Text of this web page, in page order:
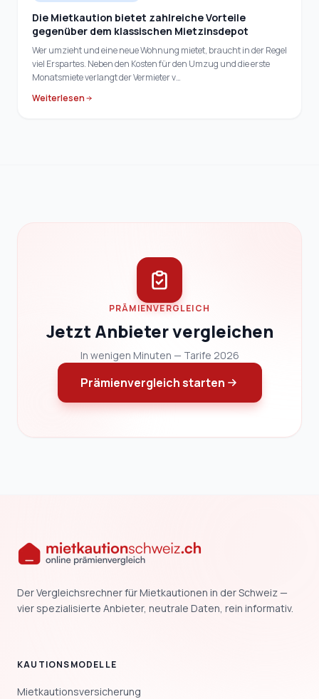
Die Mietkaution bietet zahlreiche Vorteile
gegenüber dem klassischen Mietzinsdepot
Wer umzieht und eine neue Wohnung mietet, braucht in der Regel
viel Erspartes. Neben den Kosten für den Umzug und die erste
Monatsmiete verlangt der Vermieter v…
Weiterlesen
PRÄMIENVERGLEICH
Jetzt Anbieter vergleichen
In wenigen Minuten — Tarife 2026
Prämienvergleich starten
Der Vergleichsrechner für Mietkautionen in der Schweiz —
vier spezialisierte Anbieter, neutrale Daten, rein informativ.
KAUTIONSMODELLE
Mietkautionsversicherung